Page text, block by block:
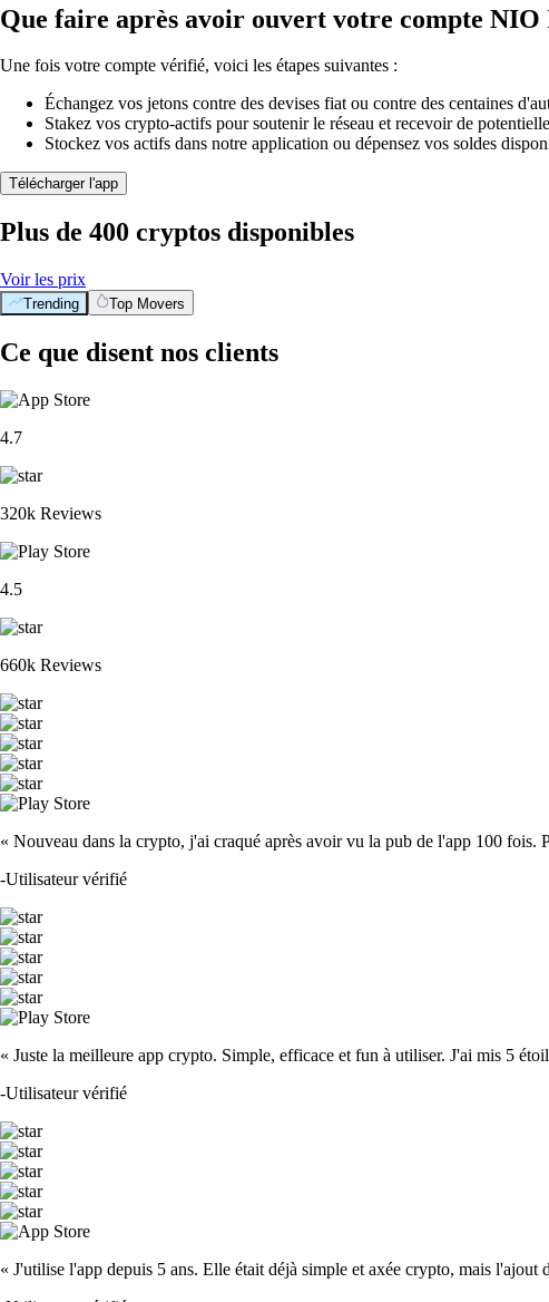
Que faire après avoir ouvert votre compte NIO
Une fois votre compte vérifié, voici les étapes suivantes :
Échangez vos jetons contre des devises fiat ou contre des centaines
Stakez vos crypto-actifs pour soutenir le réseau et recevoir de
Stockez vos actifs dans notre application ou dépensez vos soldes
Télécharger l'app
Plus de 400 cryptos disponibles
Voir les prix
Trending Top Movers
Ce que disent nos clients
4.7
320k Reviews
4.5
660k Reviews
« Nouveau dans la crypto, j'ai craqué après avoir vu la pub de l'app 100
-Utilisateur vérifié
« Juste la meilleure app crypto. Simple, efficace et fun à utiliser. J'ai mis 5
-Utilisateur vérifié
« J'utilise l'app depuis 5 ans. Elle était déjà simple et axée crypto, mais